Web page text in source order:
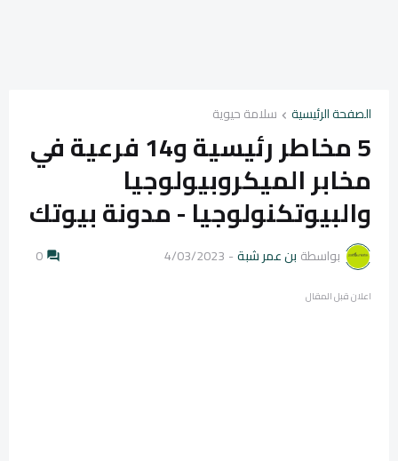
الصفحة الرئيسية سلامة حيوية
5 مخاطر رئيسية و14 فرعية في
مخابر الميكروبيولوجيا
والبيوتكنولوجيا - مدونة بيوتك
بواسطة بن عمر شبة-
4/03/2023
0
اعلان قبل المقال